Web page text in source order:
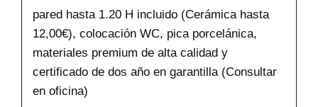
pared hasta 1.20 H incluido (Cerámica hasta
12,00€), colocación WC, pica porcelánica,
materiales premium de alta calidad y
certificado de dos año en garantilla (Consultar
en oficina)